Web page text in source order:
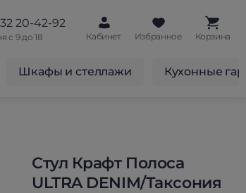
20-42-92
с 9 до 18 Кабинет Избранное Корзина
Шкафы и стеллажи Кухонные
Стул Крафт Полоса
ULTRA DENIM/Таксония